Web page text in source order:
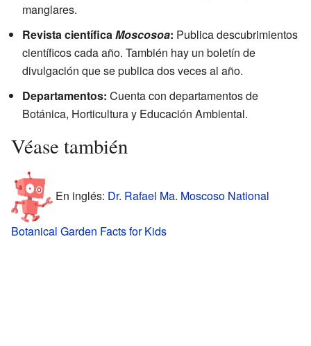
manglares.
Revista científicaMoscosoa: Publica descubrimientos
científicos cada año. También hay un boletín de
divulgación que se publica dos veces al año.
Departamentos: Cuenta con departamentos de
Botánica, Horticultura y Educación Ambiental.
Véase también
En inglés: Dr. Rafael Ma. Moscoso National
Botanical Garden Facts for Kids